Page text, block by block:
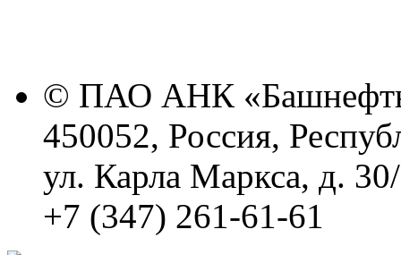
© ПАО АНК
450052, Россия,
ул. Карла Маркса, д.
+7 (347) 261-61-61